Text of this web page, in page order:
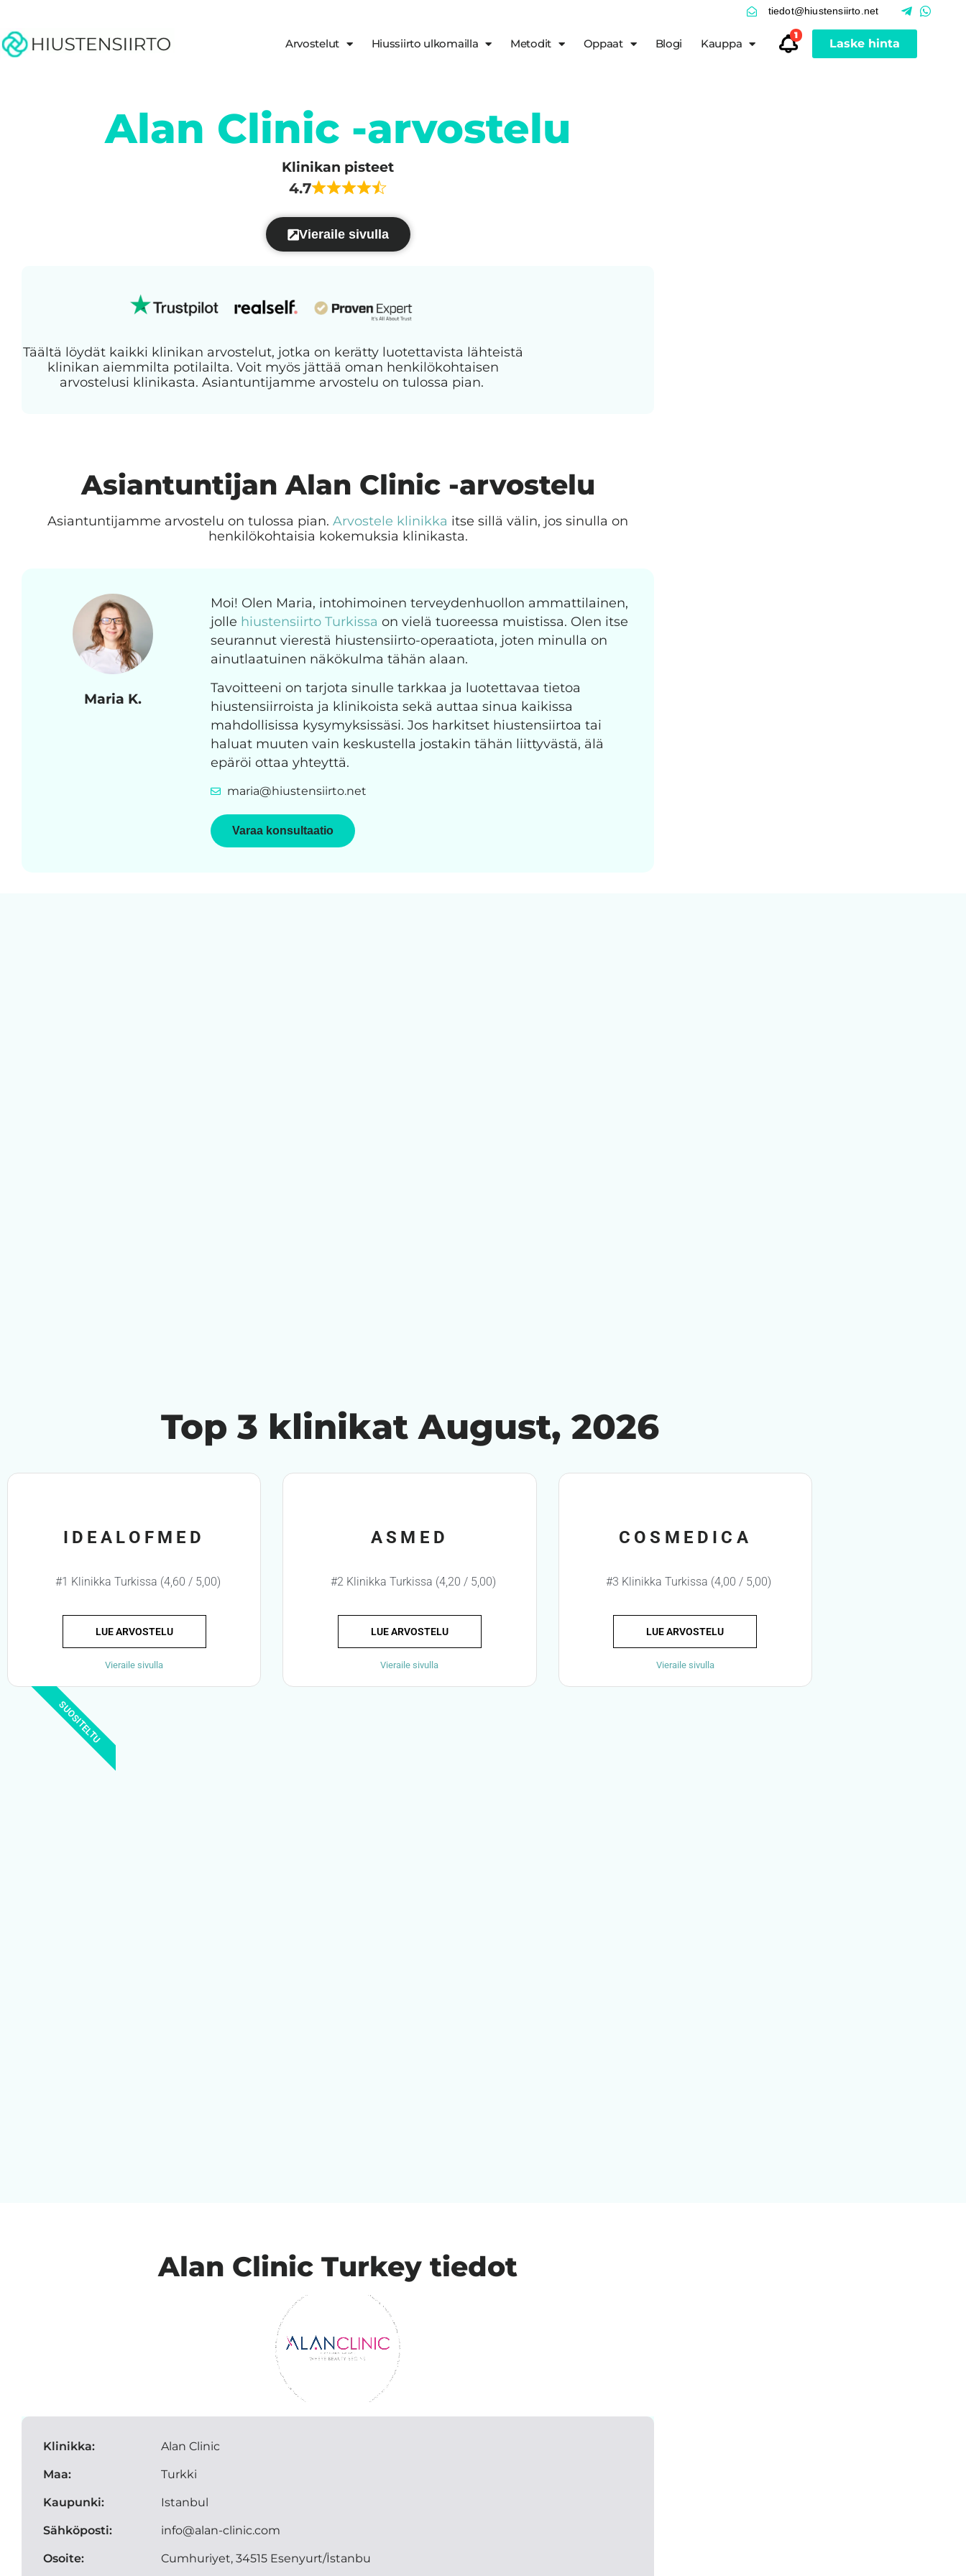
tiedot@hiustensiirto.net
Arvostelut Hiussiirto ulkomailla Metodit Oppaat Blogi Kauppa
1
Laske hinta
Alan Clinic -arvostelu
Klinikan pisteet
4.7
Vieraile sivulla
Täältä löydät kaikki klinikan arvostelut, jotka on kerätty luotettavista lähteistä
klinikan aiemmilta potilailta. Voit myös jättää oman henkilökohtaisen
arvostelusi klinikasta. Asiantuntijamme arvostelu on tulossa pian.
Asiantuntijan Alan Clinic -arvostelu
Asiantuntijamme arvostelu on tulossa pian. Arvostele klinikka itse sillä välin, jos sinulla on
henkilökohtaisia kokemuksia klinikasta.
Maria K.
Moi! Olen Maria, intohimoinen terveydenhuollon ammattilainen,
jolle hiustensiirto Turkissa on vielä tuoreessa muistissa. Olen itse
seurannut vierestä hiustensiirto-operaatiota, joten minulla on
ainutlaatuinen näkökulma tähän alaan.
Tavoitteeni on tarjota sinulle tarkkaa ja luotettavaa tietoa
hiustensiirroista ja klinikoista sekä auttaa sinua kaikissa
mahdollisissa kysymyksissäsi. Jos harkitset hiustensiirtoa tai
haluat muuten vain keskustella jostakin tähän liittyvästä, älä
epäröi ottaa yhteyttä.
maria@hiustensiirto.net
Varaa konsultaatio
Top 3 klinikat August, 2026
IDEALOFMED
#1 Klinikka Turkissa (4,60 / 5,00)
LUE ARVOSTELU
Vieraile sivulla
SUOSITELTU
ASMED
#2 Klinikka Turkissa (4,20 / 5,00)
LUE ARVOSTELU
Vieraile sivulla
COSMEDICA
#3 Klinikka Turkissa (4,00 / 5,00)
LUE ARVOSTELU
Vieraile sivulla
Alan Clinic Turkey tiedot
Klinikka:
Maa:
Kaupunki:
Sähköposti:
Osoite:
Alan Clinic
Turkki
Istanbul
info@alan-clinic.com
Cumhuriyet, 34515 Esenyurt/İstanbu